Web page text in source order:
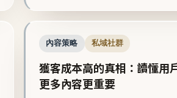
內容策略 私域社群
獲客成本高的真相：讀懂用
更多內容更重要